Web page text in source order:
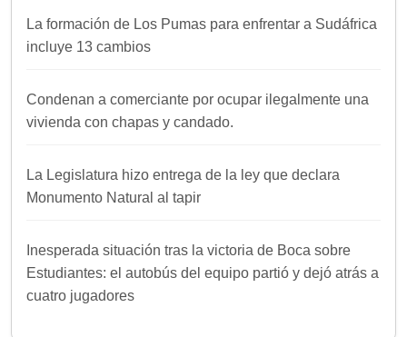
La formación de Los Pumas para enfrentar a Sudáfrica
incluye 13 cambios
Condenan a comerciante por ocupar ilegalmente una
vivienda con chapas y candado.
La Legislatura hizo entrega de la ley que declara
Monumento Natural al tapir
Inesperada situación tras la victoria de Boca sobre
Estudiantes: el autobús del equipo partió y dejó atrás a
cuatro jugadores